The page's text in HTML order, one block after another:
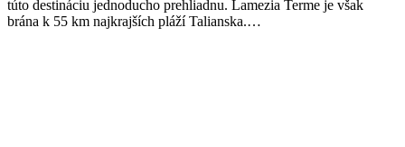
túto destináciu jednoducho prehliadnu. Lamezia Terme je však
brána k 55 km najkrajších pláží Talianska.…